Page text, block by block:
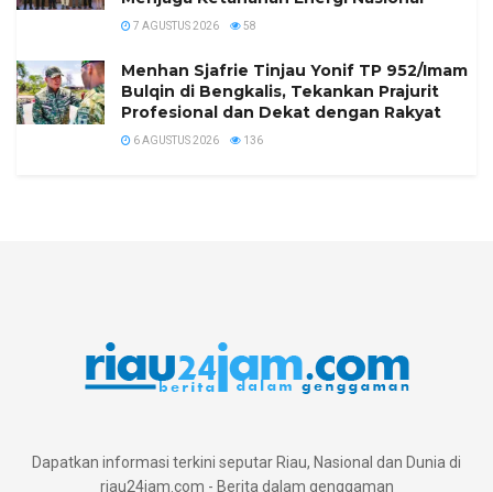
7 AGUSTUS 2026 58
Menhan Sjafrie Tinjau Yonif TP 952/Imam
Bulqin di Bengkalis, Tekankan Prajurit
Profesional dan Dekat dengan Rakyat
6 AGUSTUS 2026 136
Dapatkan informasi terkini seputar Riau, Nasional dan Dunia di
riau24jam.com - Berita dalam genggaman